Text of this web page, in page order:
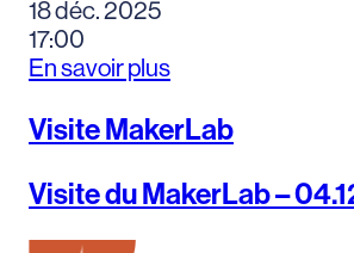
18 déc. 2025
17:00
En savoir plus
Visite MakerLab
Visite du MakerLab –